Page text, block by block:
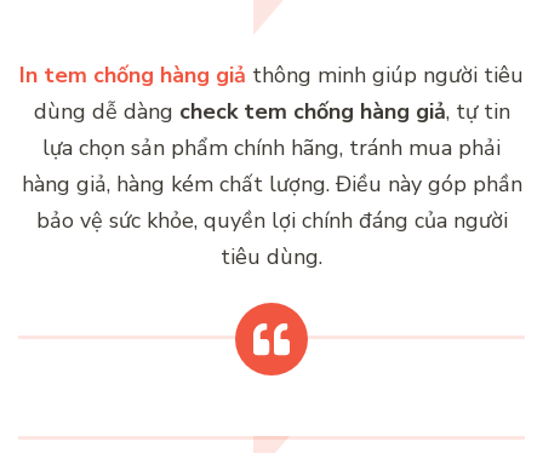
In tem chống hàng giả thông minh giúp người tiêu
dùng dễ dàng check tem chống hàng giả, tự tin
lựa chọn sản phẩm chính hãng, tránh mua phải
hàng giả, hàng kém chất lượng. Điều này góp phần
bảo vệ sức khỏe, quyền lợi chính đáng của người
tiêu dùng.